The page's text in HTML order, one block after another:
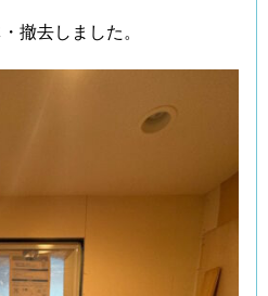
撤去しました。